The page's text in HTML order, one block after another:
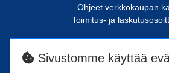
Ohjeet verkkokaupan
Toimitus- ja
SN-Kiinnike
Riimukatu 18
Sivustomme käyttää